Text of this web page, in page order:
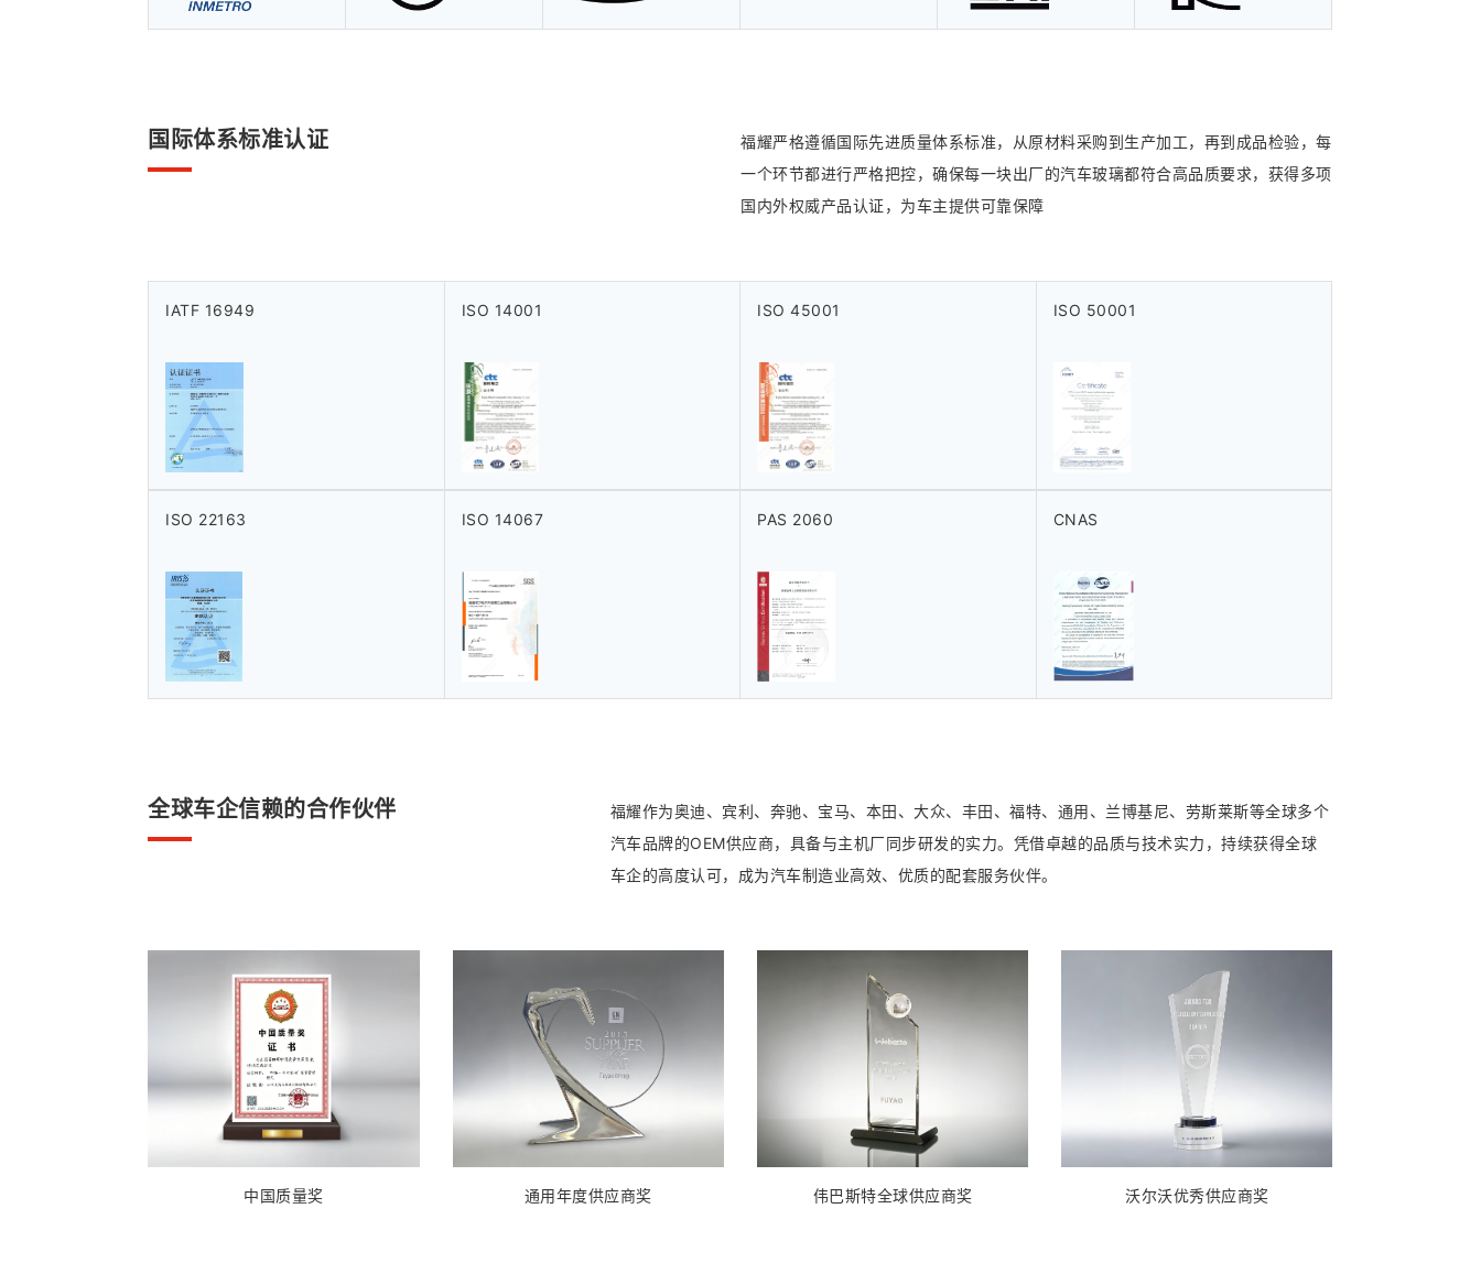
国际体系标准认证
福耀严格遵循国际先进质量体系标准，从原材料采购到生产加工，再到成品检验，每
一个环节都进行严格把控，确保每一块出厂的汽车玻璃都符合高品质要求，获得多项
国内外权威产品认证，为车主提供可靠保障
IATF 16949 ISO 14001 ISO 45001 ISO 50001
ISO 22163 ISO 14067 PAS 2060 CNAS
全球车企信赖的合作伙伴
福耀作为奥迪、宾利、奔驰、宝马、本田、大众、丰田、福特、通用、兰博基尼、劳斯莱斯等全球多个
汽车品牌的OEM供应商，具备与主机厂同步研发的实力。凭借卓越的品质与技术实力，持续获得全球
车企的高度认可，成为汽车制造业高效、优质的配套服务伙伴。
中国质量奖 通用年度供应商奖 伟巴斯特全球供应商奖 沃尔沃优秀供应商奖